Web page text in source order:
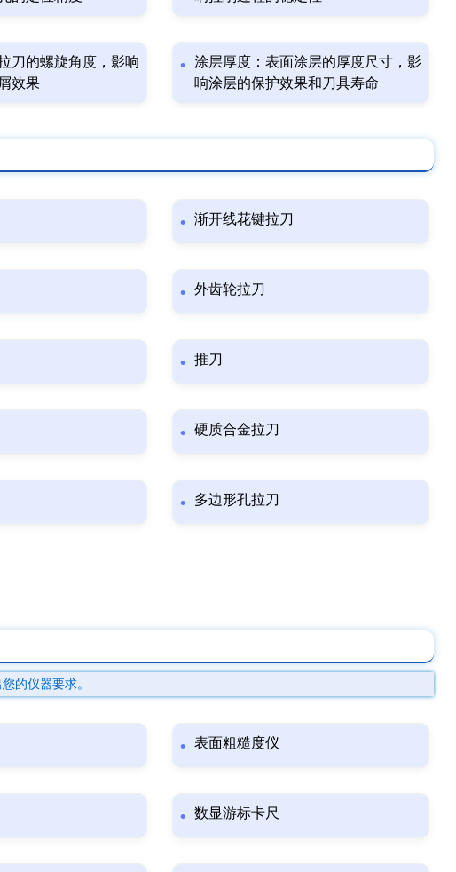
刀的螺旋角度，影响
效果
涂层厚度：表面涂层的厚度尺寸，影
响涂层的保护效果和刀具寿命
渐开线花键拉刀
外齿轮拉刀
推刀
硬质合金拉刀
多边形孔拉刀
的仪器要求。
表面粗糙度仪
数显游标卡尺